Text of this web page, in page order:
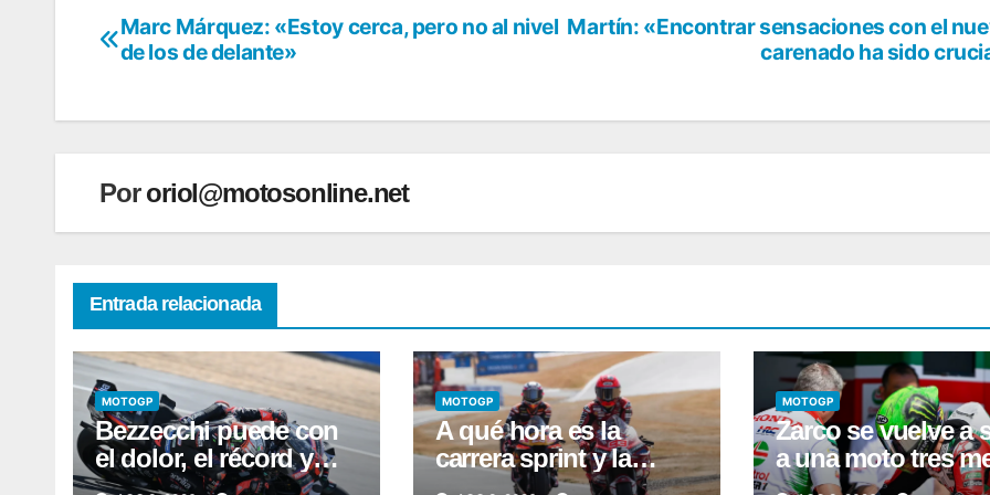
Navegación
entradas
Martín: «Encontrar sensaciones con el
carenado ha sido
Marc Márquez: «Estoy cerca, pero no al nivel
de los de delante»
Pororiol@motosonline.net
Entrada relacionada
MOTOGP
Bezzecchi puede con
el dolor, el récord y
con todos
MOTOGP
A qué hora es la
carrera sprint y la
clasificación de
MOTOGP
Zarco se vuelve a
a una moto tres
después de su